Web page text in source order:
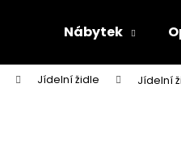
Nábytek
Jídelní židle Jídelní